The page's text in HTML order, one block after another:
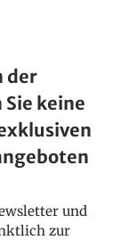
der
keine
und
zur